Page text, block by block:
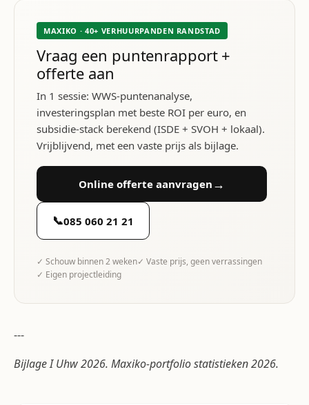
MAXIKO · 40+ VERHUURPANDEN RANDSTAD
Vraag een puntenrapport +
offerte aan
In 1 sessie: WWS-puntenanalyse,
investeringsplan met beste ROI per euro, en
subsidie-stack berekend (ISDE + SVOH + lokaal).
Vrijblijvend, met een vaste prijs als bijlage.
Online offerte aanvragen →
📞085 060 21 21
✓ Schouw binnen 2 weken✓ Vaste prijs, geen verrassingen
✓ Eigen projectleiding
---
Bijlage I Uhw 2026. Maxiko-portfolio statistieken 2026.